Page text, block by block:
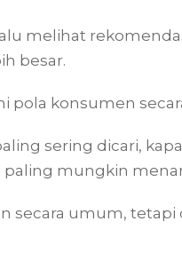
melihat
besar.
konsumen
sering dicari,
mungkin
secara umum, tetapi